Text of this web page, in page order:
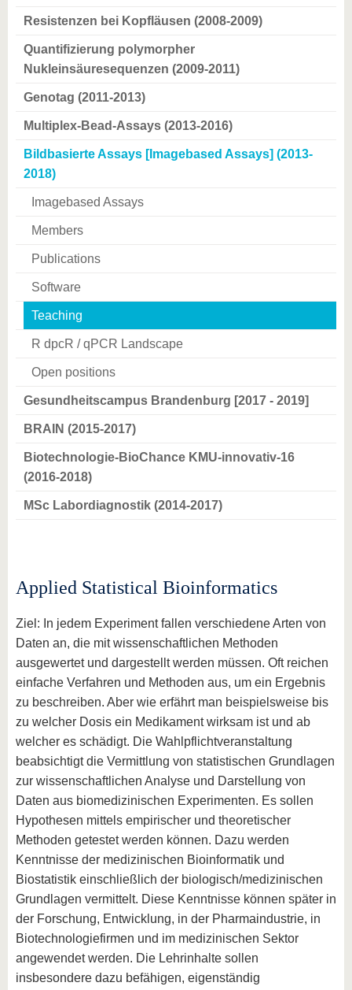
Resistenzen bei Kopfläusen (2008-2009)
Quantifizierung polymorpher
Nukleinsäuresequenzen (2009-2011)
Genotag (2011-2013)
Multiplex-Bead-Assays (2013-2016)
Bildbasierte Assays [Imagebased Assays] (2013-
2018)
Imagebased Assays
Members
Publications
Software
Teaching
R dpcR / qPCR Landscape
Open positions
Gesundheitscampus Brandenburg [2017 - 2019]
BRAIN (2015-2017)
Biotechnologie-BioChance KMU-innovativ-16
(2016-2018)
MSc Labordiagnostik (2014-2017)
Applied Statistical Bioinformatics
Ziel: In jedem Experiment fallen verschiedene Arten von
Daten an, die mit wissenschaftlichen Methoden
ausgewertet und dargestellt werden müssen. Oft reichen
einfache Verfahren und Methoden aus, um ein Ergebnis
zu beschreiben. Aber wie erfährt man beispielsweise bis
zu welcher Dosis ein Medikament wirksam ist und ab
welcher es schädigt. Die Wahlpflichtveranstaltung
beabsichtigt die Vermittlung von statistischen Grundlagen
zur wissenschaftlichen Analyse und Darstellung von
Daten aus biomedizinischen Experimenten. Es sollen
Hypothesen mittels empirischer und theoretischer
Methoden getestet werden können. Dazu werden
Kenntnisse der medizinischen Bioinformatik und
Biostatistik einschließlich der biologisch/medizinischen
Grundlagen vermittelt. Diese Kenntnisse können später in
der Forschung, Entwicklung, in der Pharmaindustrie, in
Biotechnologiefirmen und im medizinischen Sektor
angewendet werden. Die Lehrinhalte sollen
insbesondere dazu befähigen, eigenständig